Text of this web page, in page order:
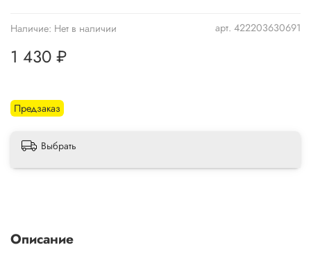
арт. 422203630691
Наличие: Нет в наличии
Предзаказ
1 430 ₽
Выбрать
Описание